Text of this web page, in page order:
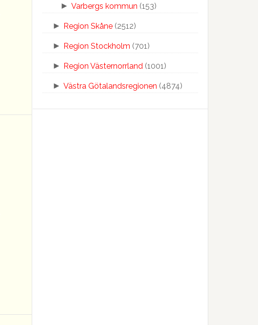
► Varbergs kommun (153)
► Region Skåne (2512)
► Region Stockholm (701)
► Region Västernorrland (1001)
► Västra Götalandsregionen (4874)